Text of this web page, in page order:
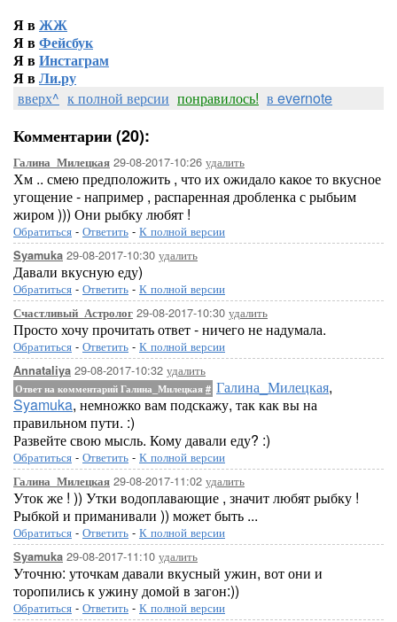
Я вЖЖ
Я вФейсбук
Я вИнстаграм
Я вЛи.ру
вверх^ к полной версии понравилось! в evernote
Комментарии (20):
Галина_Милецкая 29-08-2017-10:26 удалить
Хм .. смею предположить , что их ожидало какое то вкусное
угощение - например , распаренная дробленка с рыбьим
жиром ))) Они рыбку любят !
Обратиться - Ответить - К полной версии
Syamuka 29-08-2017-10:30 удалить
Давали вкусную еду)
Обратиться - Ответить - К полной версии
Счастливый_Астролог 29-08-2017-10:30 удалить
Просто хочу прочитать ответ - ничего не надумала.
Обратиться - Ответить - К полной версии
Annataliya 29-08-2017-10:32 удалить
Ответ на комментарий Галина_Милецкая # Галина_Милецкая,
Syamuka, немножко вам подскажу, так как вы на
правильном пути. :)
Развейте свою мысль. Кому давали еду? :)
Обратиться - Ответить - К полной версии
Галина_Милецкая 29-08-2017-11:02 удалить
Уток же ! )) Утки водоплавающие , значит любят рыбку !
Рыбкой и приманивали )) может быть ...
Обратиться - Ответить - К полной версии
Syamuka 29-08-2017-11:10 удалить
Уточню: уточкам давали вкусный ужин, вот они и
торопились к ужину домой в загон:))
Обратиться - Ответить - К полной версии